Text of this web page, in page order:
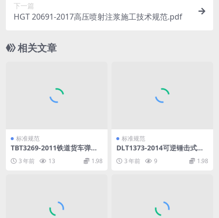
下一篇
HGT 20691-2017高压喷射注浆施工技术规范.pdf
相关文章
标准规范
TBT3269-2011铁道货车弹性
3 年前 13 1.98
标准规范
DLT1373-2014可逆锤击式破
3 年前 9 1.98